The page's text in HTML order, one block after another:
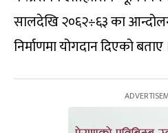
सालदेखि २०६२÷६३ का
निर्माणमा योगदान दिएको बताए